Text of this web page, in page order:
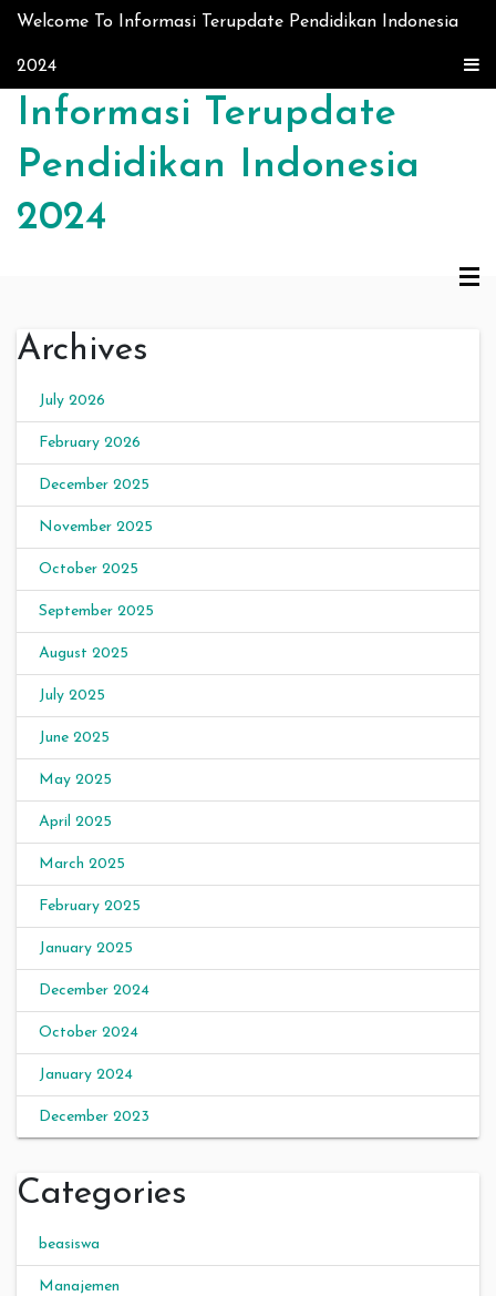
Skip to content
Welcome To Informasi Terupdate Pendidikan Indonesia
2024
Informasi Terupdate
Pendidikan Indonesia
2024
Archives
July 2026
February 2026
December 2025
November 2025
October 2025
September 2025
August 2025
July 2025
June 2025
May 2025
April 2025
March 2025
February 2025
January 2025
December 2024
October 2024
January 2024
December 2023
Categories
beasiswa
Manajemen